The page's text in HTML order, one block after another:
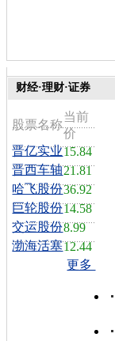
财经·理财·证券
股票名称
当前
价
晋亿实业15.84
晋西车轴21.81
哈飞股份36.92
巨轮股份14.58
交运股份8.99
渤海活塞12.44
更多